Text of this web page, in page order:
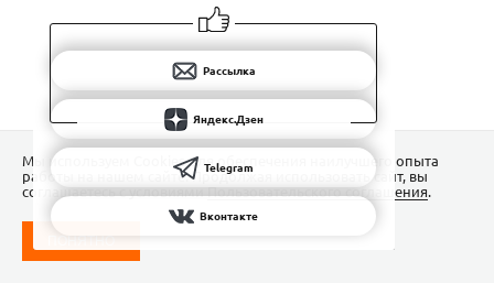
Рассылка
Яндекс.Дзен
Telegram
Вконтакте
Мы используем Сookies для обеспечения наилучшего опыта
работы на нашем сайте. Продолжая использовать сайт, вы
соглашаетесь с условиямиПользовательского соглашения.
ПОНЯТНО